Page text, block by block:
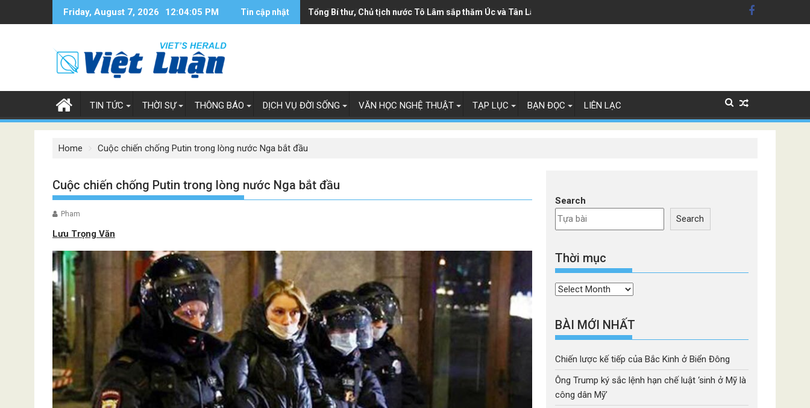
Friday, August 7, 2026 12:04:06 PM Tin cập nhật Ông Trump ký sắc lệnh hạn chế luật 'sinh ở Mỹ là công dân Mỹ'
Tổng Bí thư, Chủ tịch nước Tô Lâm sắp thăm Úc và Tân Lây Lan
TIN TỨC THỜI SỰ THÔNG BÁO DỊCH VỤ ĐỜI SỐNG VĂN HỌC NGHỆ THUẬT TẠP LỤC BẠN ĐỌC LIÊN LẠC
Home Cuộc chiến chống Putin trong lòng nước Nga bắt đầu
Cuộc chiến chống Putin trong lòng nước Nga bắt đầu
Pham
Lưu Trọng Văn
Search
Search
Thời mục
Thời
BÀI MỚI NHẤT
Chiến lược kế tiếp của Bắc Kinh ở Biển Đông
Ông Trump ký sắc lệnh hạn chế luật ‘sinh ở Mỹ là
công dân Mỹ’